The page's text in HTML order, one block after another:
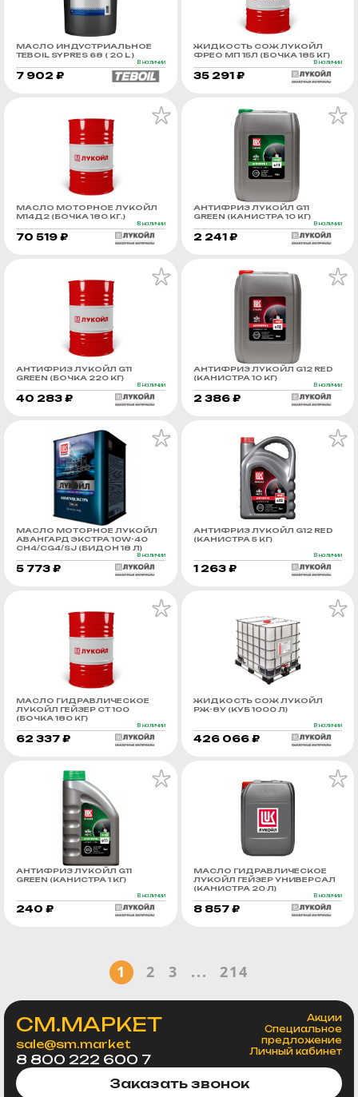
МАСЛО ИНДУСТРИАЛЬНОЕ
TEBOIL SYPRES 68 ( 20 L )
В наличии
7 902 ₽
ЖИДКОСТЬ СОЖ ЛУКОЙЛ
ФРЕО МП 15Л (БОЧКА 185 КГ)
В наличии
35 291 ₽
МАСЛО МОТОРНОЕ ЛУКОЙЛ
М14Д2 (БОЧКА 180 КГ.)
В наличии
70 519 ₽
АНТИФРИЗ ЛУКОЙЛ G11
GREEN (КАНИСТРА 10 КГ)
В наличии
2 241 ₽
АНТИФРИЗ ЛУКОЙЛ G11
GREEN (БОЧКА 220 КГ)
В наличии
40 283 ₽
АНТИФРИЗ ЛУКОЙЛ G12 RED
(КАНИСТРА 10 КГ)
В наличии
2 386 ₽
МАСЛО МОТОРНОЕ ЛУКОЙЛ
АВАНГАРД ЭКСТРА 10W-40
CH4/CG4/SJ (БИДОН 18 Л)
В наличии
5 773 ₽
АНТИФРИЗ ЛУКОЙЛ G12 RED
(КАНИСТРА 5 КГ)
В наличии
1 263 ₽
МАСЛО ГИДРАВЛИЧЕСКОЕ
ЛУКОЙЛ ГЕЙЗЕР СТ 100
(БОЧКА 180 КГ)
В наличии
62 337 ₽
ЖИДКОСТЬ СОЖ ЛУКОЙЛ
РЖ-8У (КУБ 1000 Л)
В наличии
426 066 ₽
АНТИФРИЗ ЛУКОЙЛ G11
GREEN (КАНИСТРА 1 КГ)
В наличии
240 ₽
МАСЛО ГИДРАВЛИЧЕСКОЕ
ЛУКОЙЛ ГЕЙЗЕР УНИВЕРСАЛ
(КАНИСТРА 20 Л)
В наличии
8 857 ₽
1 2 3 ... 214
СМ.МАРКЕТ
sale@sm.market
8 800 222 600 7
Акции
Специальное
предложение
Личный кабинет
Заказать звонок